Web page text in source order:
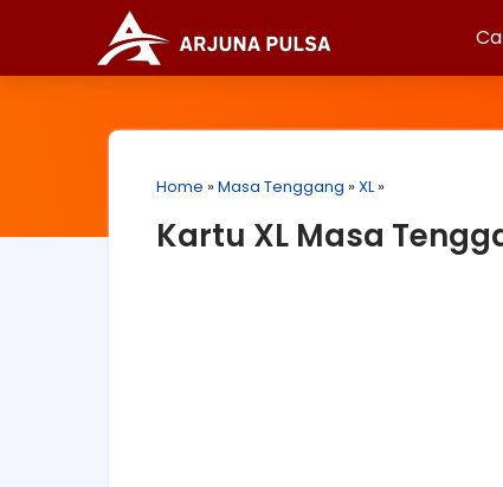
Home »Masa Tenggang »XL»
Kartu XL Masa